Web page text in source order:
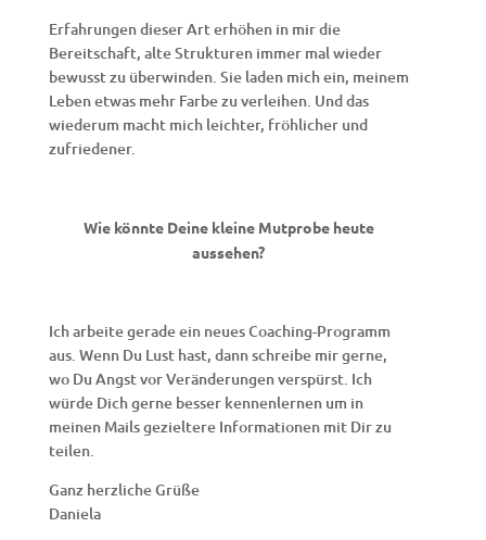
Erfahrungen dieser Art erhöhen in mir die
Bereitschaft, alte Strukturen immer mal wieder
bewusst zu überwinden. Sie laden mich ein, meinem
Leben etwas mehr Farbe zu verleihen. Und das
wiederum macht mich leichter, fröhlicher und
zufriedener.
Wie könnte Deine kleine Mutprobe heute
aussehen?
Ich arbeite gerade ein neues Coaching-Programm
aus. Wenn Du Lust hast, dann schreibe mir gerne,
wo Du Angst vor Veränderungen verspürst. Ich
würde Dich gerne besser kennenlernen um in
meinen Mails gezieltere Informationen mit Dir zu
teilen.
Ganz herzliche Grüße
Daniela